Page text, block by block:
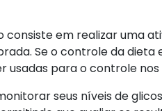
em realizar uma
Se o controle da
usadas para o controle nos
seus níveis de